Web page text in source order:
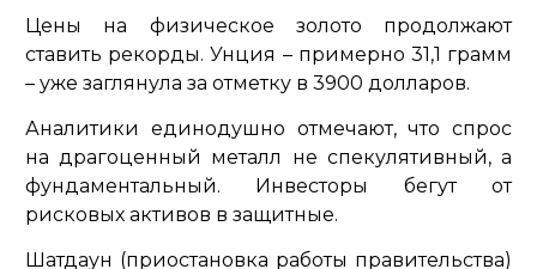
Цены на физическое золото продолжают
ставить рекорды. Унция – примерно 31,1 грамм
– уже заглянула за отметку в 3900 долларов.
Аналитики единодушно отмечают, что спрос
на драгоценный металл не спекулятивный, а
фундаментальный. Инвесторы бегут от
рисковых активов в защитные.
Шатдаун (приостановка работы правительства)